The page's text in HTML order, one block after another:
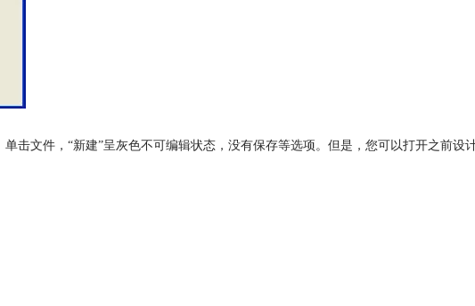
击文件，“新建”呈灰色不可编辑状态，没有保存等选项。但是，您可以打开之前设